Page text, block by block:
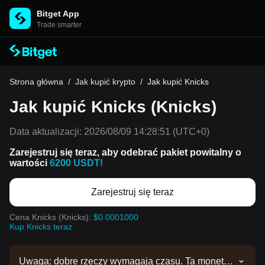
Bitget App
Trade smarter
Strona główna / Jak kupić krypto / Jak kupić Knicks
Jak kupić Knicks (Knicks)
Data aktualizacji: 2026/08/09 14:28:51 (UTC+0)
Zarejestruj się teraz, aby odebrać pakiet powitalny o
wartości 6200 USDT!
Zarejestruj się teraz
Cena Knicks (Knicks): $0.0001000
Kup Knicks teraz
Uwaga: dobre rzeczy wymagają czasu. Ta moneta